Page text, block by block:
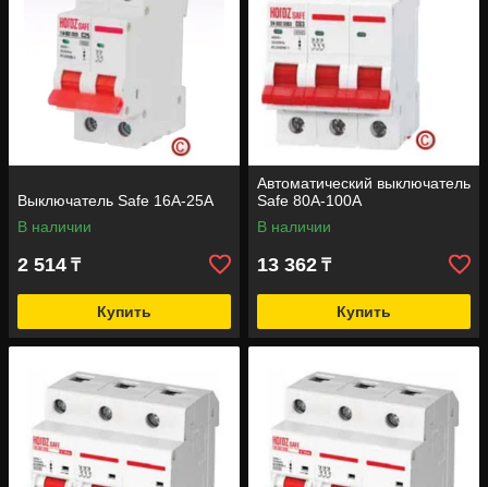
Выключатель Safe 16A-25A
В наличии
2 514 ₸
Купить
Автоматический выключатель
Safe 80А-100А
В наличии
13 362 ₸
Купить